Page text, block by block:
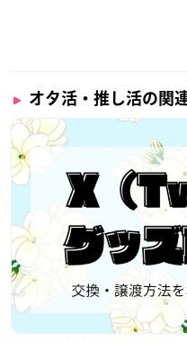
オタ活・推し活の関